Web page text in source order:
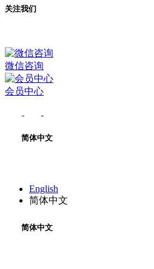
关注我们
微信咨询
会员中心
简体中文
English
简体中文
简体中文